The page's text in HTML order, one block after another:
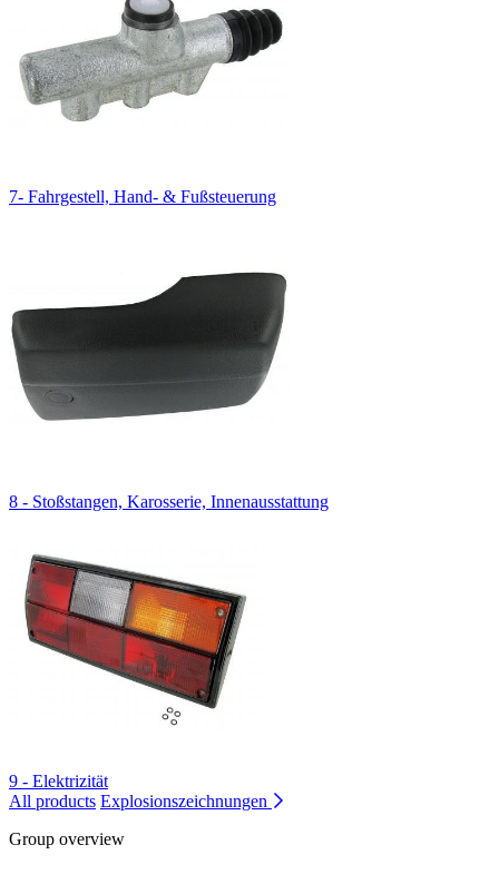
7- Fahrgestell, Hand- & Fußsteuerung
8 - Stoßstangen, Karosserie, Innenausstattung
9 - Elektrizität
All products Explosionszeichnungen
Group overview